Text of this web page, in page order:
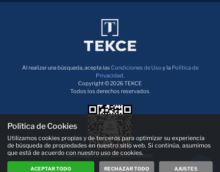
Privacidad.
Copyright © 2026 TEKCE
Todos los derechos reservados.
¡Descarga la App de TEKCE ahora!
Política de Cookies
Utilizamos cookies propias y de terceros para optimizar su experiencia
de búsqueda de propiedades en nuestro sitio web. Si continúa, asumimos
que está de acuerdo con nuestro uso de cookies.
ACEPTAR TODO RECHAZAR TODO AJUSTES